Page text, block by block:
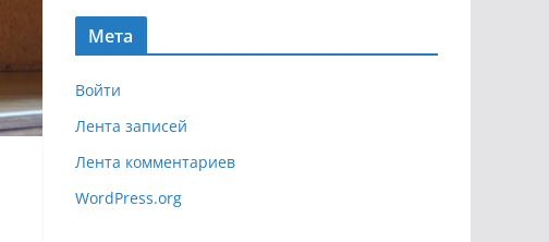
я
х
Мета
Войти
Лента записей
Лента комментариев
WordPress.org